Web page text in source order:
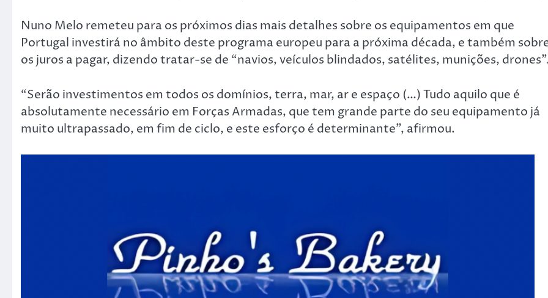
Nuno Melo remeteu para os próximos dias mais detalhes sobre os equipamentos em que
Portugal investirá no âmbito deste programa europeu para a próxima década, e também
os juros a pagar, dizendo tratar-se de “navios, veículos blindados, satélites, munições,
“Serão investimentos em todos os domínios, terra, mar, ar e espaço (…) Tudo aquilo que é
absolutamente necessário em Forças Armadas, que tem grande parte do seu equipamento já
muito ultrapassado, em fim de ciclo, e este esforço é determinante”, afirmou.